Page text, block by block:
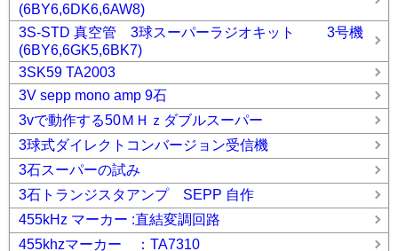
(6BY6,6DK6,6AW8)
3S-STD 真空管 3球スーパーラジオキット 3号機
(6BY6,6GK5,6BK7)
3SK59 TA2003
3V sepp mono amp 9石
3vで動作する50ＭＨｚダブルスーパー
3球式ダイレクトコンバージョン受信機
3石スーパーの試み
3石トランジスタアンプ SEPP 自作
455kHz マーカー :直結変調回路
455khzマーカー ：TA7310